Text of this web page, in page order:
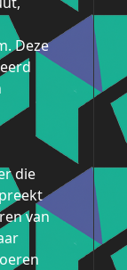
Deze
die
van